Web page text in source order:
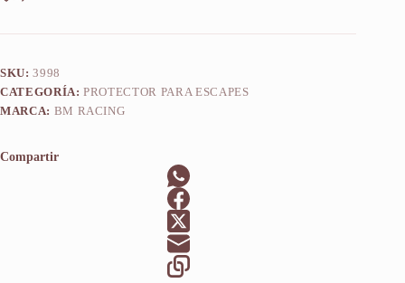
SKU:3998
CATEGORÍA:PROTECTOR PARA ESCAPES
MARCA: BM RACING
Compartir